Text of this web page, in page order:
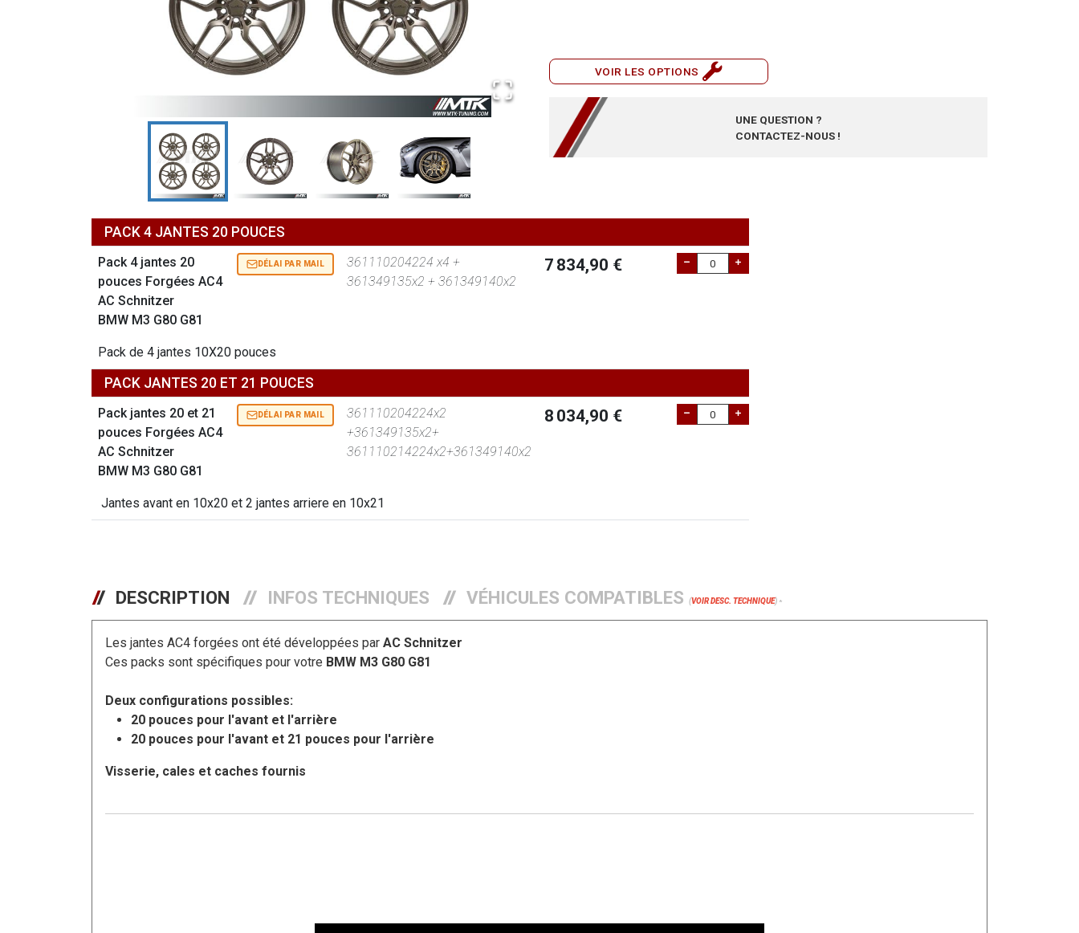
VOIR LES OPTIONS
UNE QUESTION ?
CONTACTEZ-NOUS !
PACK 4 JANTES 20 POUCES
Pack 4 jantes 20
pouces Forgées AC4
AC Schnitzer
BMW M3 G80 G81
DÉLAI PAR MAIL
361110204224 x4 +
361349135x2 + 361349140x2
7 834,90 €
Pack de 4 jantes 10X20 pouces
PACK JANTES 20 ET 21 POUCES
Pack jantes 20 et 21
pouces Forgées AC4
AC Schnitzer
BMW M3 G80 G81
DÉLAI PAR MAIL
361110204224x2
+361349135x2+
361110214224x2+361349140x2
8 034,90 €
Jantes avant en 10x20 et 2 jantes arriere en 10x21
DESCRIPTION INFOS TECHNIQUES VÉHICULES COMPATIBLES (VOIR DESC. TECHNIQUE) *
Les jantes AC4 forgées ont été développées par AC Schnitzer
Ces packs sont spécifiques pour votre BMW M3 G80 G81
Deux configurations possibles:
20 pouces pour l'avant et l'arrière
20 pouces pour l'avant et 21 pouces pour l'arrière
Visserie, cales et caches fournis